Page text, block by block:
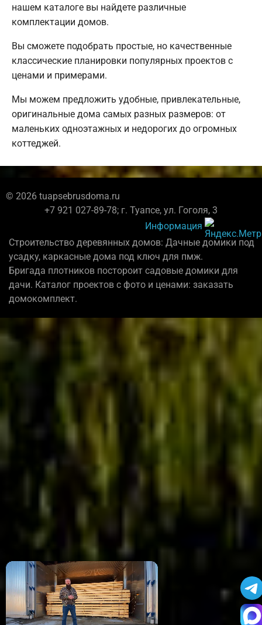
нашем каталоге вы найдете различные
комплектации домов.
Вы сможете подобрать простые, но качественные
классические планировки популярных проектов с
ценами и примерами.
Мы можем предложить удобные, привлекательные,
оригинальные дома самых разных размеров: от
маленьких одноэтажных и недорогих до огромных
коттеджей.
© 2026 tuapsebrusdoma.ru
+7 921 027-89-78; г. Туапсе, ул. Гоголя, 3
Информация
Строительство деревянных домов: Дачные домики под
усадку, каркасные дома под ключ для пмж.
Бригада плотников постороит садовые домики для
дачи. Каталог проектов с фото и ценами: заказать
домокомплект.